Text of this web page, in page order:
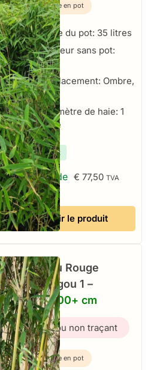
Plante en pot
Taille du pot: 35 litres
Hauteur sans pot:
175+ cm
Emplacement: Ombre,
Soleil
Par mètre de haie: 1
par mètre
✔En stock
À partir de € 77,50 TVA
incluse
Voir le produit
Bambou Rouge
Jiuzhaigou 1 –
35L – 200+ cm
Bambou non traçant
Plante en pot